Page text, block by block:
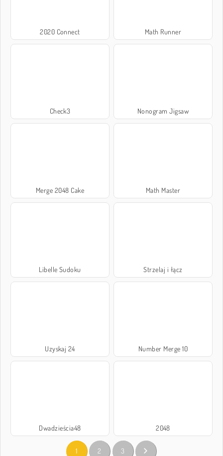
2020 Connect Math Runner
Check3 Nonogram Jigsaw
Merge 2048 Cake Math Master
Libelle Sudoku Strzelaj i łącz
Uzyskaj 24 Number Merge 10
Dwadzieścia48 2048
1 2 3